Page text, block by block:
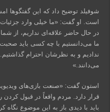
است. او گفت: «ما خیلی وارد
در حال حاضر علاقه‌ای نداریم، از
ما می‌دانستیم با چه کسی باید صحبت
ندادیم و به نظرشان احترام
می‌دانند.»
استون گفت: «صنعت بازی‌های
قرار دارد. مردم واقعاً در قبول
باید با دیدی باز به این موضوع